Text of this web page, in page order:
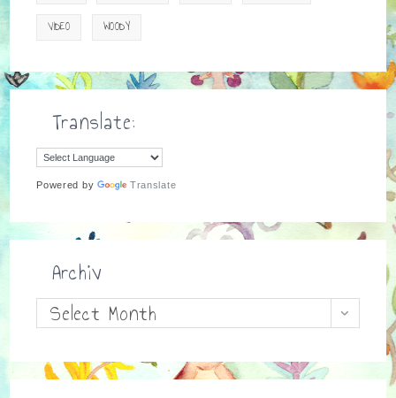
VIDEO WOODY
Translate:
Powered by Translate
Archiv
ArchivSelect Month